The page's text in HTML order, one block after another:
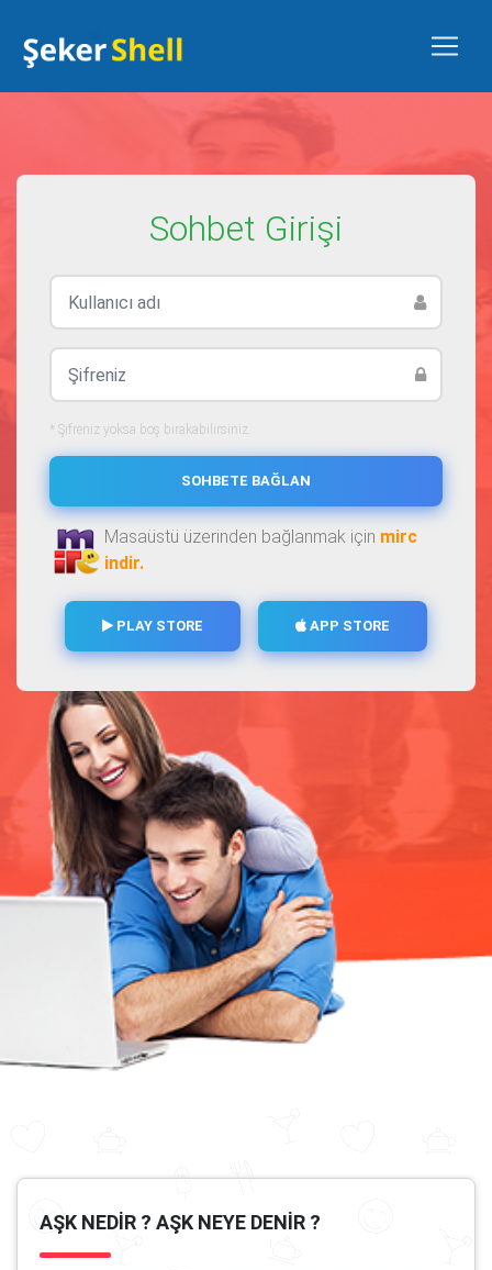
Sohbet Girişi
* Şifreniz yoksa boş bırakabilirsiniz.
SOHBETE BAĞLAN
Masaüstü üzerinden bağlanmak için mirc
indir.
PLAY STORE APP STORE
AŞK NEDIR ? AŞK NEYE DENIR ?